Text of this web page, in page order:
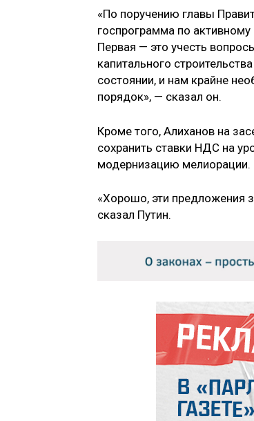
«По поручению главы
госпрограмма по
Первая — это учесть
капитального
состоянии, и нам крайне
порядок», — сказал он.
Кроме того, Алиханов на
сохранить ставки НДС на
модернизацию мелиорации.
«Хорошо, эти предложения
сказал Путин.